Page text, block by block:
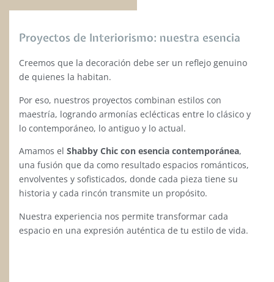
Proyectos de Interiorismo: nuestra esencia
Creemos que la decoración debe ser un reflejo genuino
de quienes la habitan.
Por eso, nuestros proyectos combinan estilos con
maestría, logrando armonías eclécticas entre lo clásico y
lo contemporáneo, lo antiguo y lo actual.
Amamos el Shabby Chic con esencia contemporánea,
una fusión que da como resultado espacios románticos,
envolventes y sofisticados, donde cada pieza tiene su
historia y cada rincón transmite un propósito.
Nuestra experiencia nos permite transformar cada
espacio en una expresión auténtica de tu estilo de vida.